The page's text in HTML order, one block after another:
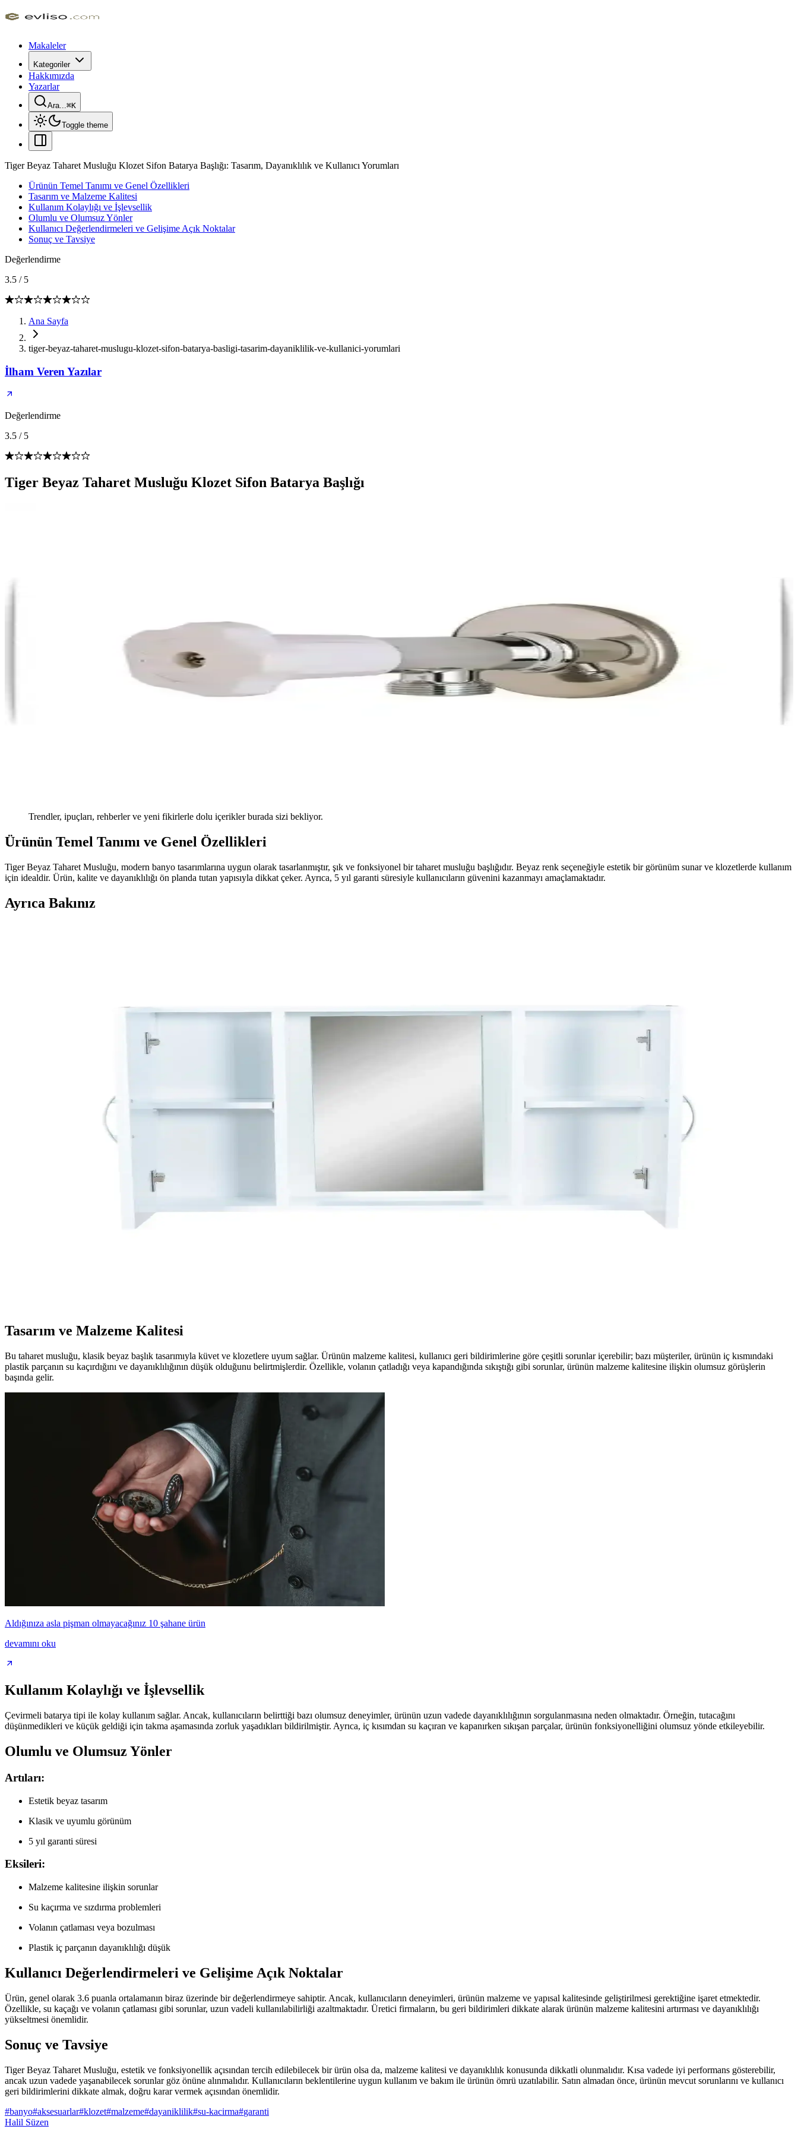
Makaleler
Kategoriler
Hakkımızda
Yazarlar
Ara...⌘K
Toggle theme
Tiger Beyaz Taharet Musluğu Klozet Sifon Batarya Başlığı: Tasarım, Dayanıklılık ve Kullanıcı Yorumları
Ürünün Temel Tanımı ve Genel Özellikleri
Tasarım ve Malzeme Kalitesi
Kullanım Kolaylığı ve İşlevsellik
Olumlu ve Olumsuz Yönler
Kullanıcı Değerlendirmeleri ve Gelişime Açık Noktalar
Sonuç ve Tavsiye
Değerlendirme
3.5 / 5
Ana Sayfa
tiger-beyaz-taharet-muslugu-klozet-sifon-batarya-basligi-tasarim-dayaniklilik-ve-kullanici-yorumlari
İlham Veren Yazılar
Değerlendirme
3.5 / 5
Tiger Beyaz Taharet Musluğu Klozet Sifon Batarya Başlığı
Trendler, ipuçları, rehberler ve yeni fikirlerle dolu içerikler burada sizi bekliyor.
Ürünün Temel Tanımı ve Genel Özellikleri
Tiger Beyaz Taharet Musluğu, modern banyo tasarımlarına uygun olarak tasarlanmıştır, şık ve fonksiyonel bir taharet musluğu başlığıdır. Beyaz renk seçeneğiyle estetik bir görünüm sunar ve klozetlerde kullanım
için idealdir. Ürün, kalite ve dayanıklılığı ön planda tutan yapısıyla dikkat çeker. Ayrıca, 5 yıl garanti süresiyle kullanıcıların güvenini kazanmayı amaçlamaktadır.
Ayrıca Bakınız
Dar banyolarda alan kullanımı, yapısal değişiklikler ve estetik iyileştirmelerle kullanım konforu artırılabilir. Maliyet ve tesisat durumu önemli etkenlerdir.
Banyo Küf Sorunları: Nedenleri, Sağlık Riskleri ve Etkili Çözüm Yöntemleri
Ev yenileme projelerinde dayanıklı banyo musluğu seçimi için sağlam pirinç gövde, seramik disk kartuş, kaliteli kaplama ve güvenilir markalar ön plandadır. Su kalitesi ve bakım da kullanım ömrünü etkiler.
Riva Havluları: Estetik ve Konfor Sunan Banyo ve Dekorasyon Ürünleri
Zara Home Banyo Paspasları: Fonksiyonellik ve Estetiği Bir Arada Sunan Çeşitler
Zara Home’un banyo paspasları, çeşitli malzeme ve tasarımlarla hijyen ve estetiği bir araya getiriyor. Su emici, kaymaz ve dayanıklı modellerle banyolarınızı güvenli ve şık hale getirin.
İnce Uzun Raflı Dolaplar: Modern Tasarım ve Fonksiyonellik Bir Arada
Tasarım ve Malzeme Kalitesi
Bu taharet musluğu, klasik beyaz başlık tasarımıyla küvet ve klozetlere uyum sağlar. Ürünün malzeme kalitesi, kullanıcı geri bildirimlerine göre çeşitli sorunlar içerebilir; bazı müşteriler, ürünün iç kısmındaki
plastik parçanın su kaçırdığını ve dayanıklılığının düşük olduğunu belirtmişlerdir. Özellikle, volanın çatladığı veya kapandığında sıkıştığı gibi sorunlar, ürünün malzeme kalitesine ilişkin olumsuz görüşlerin
başında gelir.
Aldığınıza asla pişman olmayacağınız 10 şahane ürün
devamını oku
Kullanım Kolaylığı ve İşlevsellik
Çevirmeli batarya tipi ile kolay kullanım sağlar. Ancak, kullanıcıların belirttiği bazı olumsuz deneyimler, ürünün uzun vadede dayanıklılığının sorgulanmasına neden olmaktadır. Örneğin, tutacağını
düşünmedikleri ve küçük geldiği için takma aşamasında zorluk yaşadıkları bildirilmiştir. Ayrıca, iç kısımdan su kaçıran ve kapanırken sıkışan parçalar, ürünün fonksiyonelliğini olumsuz yönde etkileyebilir.
Olumlu ve Olumsuz Yönler
Artıları:
Estetik beyaz tasarım
Klasik ve uyumlu görünüm
5 yıl garanti süresi
Eksileri:
Malzeme kalitesine ilişkin sorunlar
Su kaçırma ve sızdırma problemleri
Volanın çatlaması veya bozulması
Plastik iç parçanın dayanıklılığı düşük
Kullanıcı Değerlendirmeleri ve Gelişime Açık Noktalar
Ürün, genel olarak 3.6 puanla ortalamanın biraz üzerinde bir değerlendirmeye sahiptir. Ancak, kullanıcıların deneyimleri, ürünün malzeme ve yapısal kalitesinde geliştirilmesi gerektiğine işaret etmektedir.
Özellikle, su kaçağı ve volanın çatlaması gibi sorunlar, uzun vadeli kullanılabilirliği azaltmaktadır. Üretici firmaların, bu geri bildirimleri dikkate alarak ürünün malzeme kalitesini artırması ve dayanıklılığı
yükseltmesi önemlidir.
Sonuç ve Tavsiye
Tiger Beyaz Taharet Musluğu, estetik ve fonksiyonellik açısından tercih edilebilecek bir ürün olsa da, malzeme kalitesi ve dayanıklılık konusunda dikkatli olunmalıdır. Kısa vadede iyi performans gösterebilir,
ancak uzun vadede yaşanabilecek sorunlar göz önüne alınmalıdır. Kullanıcıların beklentilerine uygun kullanım ve bakım ile ürünün ömrü uzatılabilir. Satın almadan önce, ürünün mevcut sorunlarını ve kullanıcı
geri bildirimlerini dikkate almak, doğru karar vermek açısından önemlidir.
#banyo#aksesuarlar#klozet#malzeme#dayaniklilik#su-kacirma#garanti
Halil Süzen